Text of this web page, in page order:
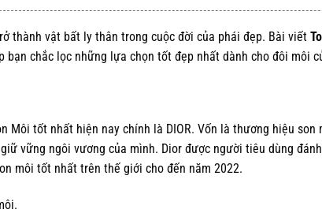
thành vật bất ly thân trong cuộc đời của phái đẹp. Bài viết
bạn chắc lọc những lựa chọn tốt đẹp nhất dành cho đôi môi
Môi tốt nhất hiện nay chính là DIOR. Vốn là thương hiệu son
vững ngôi vương của mình. Dior được người tiêu dùng
môi tốt nhất trên thế giới cho đến năm 2022.